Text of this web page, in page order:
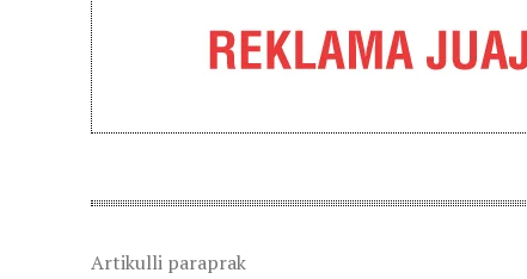
Artikulli paraprak